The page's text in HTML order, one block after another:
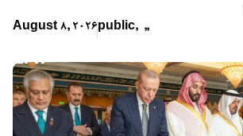
August 8, 2026 public, ,,